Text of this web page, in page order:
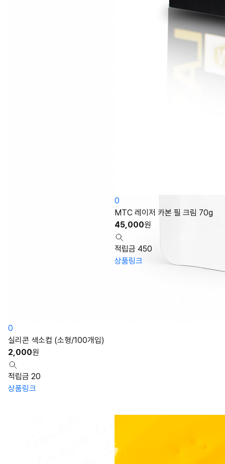
0
실리콘 색소컵 (소형/100개입)
2,000원
적립금 20
상품링크
0
MTC 레이저 카본 필 크림 70g
45,000원
적립금 450
상품링크